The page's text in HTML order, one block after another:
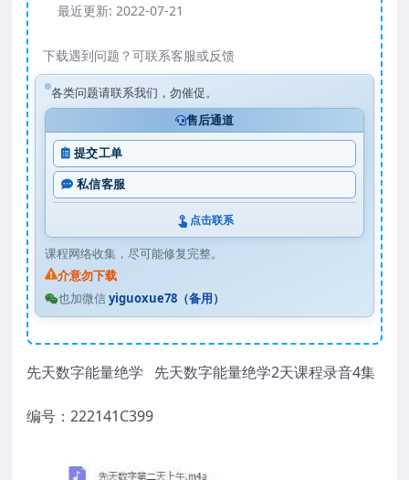
最近更新: 2022-07-21
下载遇到问题？可联系客服或反馈
各类问题请联系我们，勿催促。
售后通道
提交工单
私信客服
点击联系
课程网络收集，尽可能修复完整。
介意勿下载
也加微信yiguoxue78（备用）
先天数字能量绝学 先天数字能量绝学2天课程录音4集
编号：222141C399